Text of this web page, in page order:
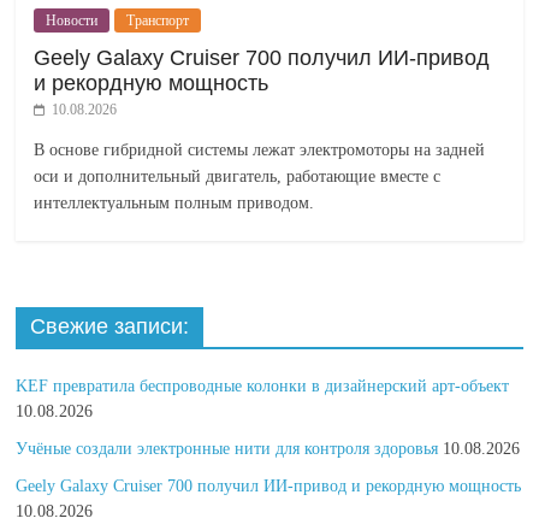
Новости Транспорт
Geely Galaxy Cruiser 700 получил ИИ-привод
и рекордную мощность
10.08.2026
В основе гибридной системы лежат электромоторы на задней
оси и дополнительный двигатель, работающие вместе с
интеллектуальным полным приводом.
Свежие записи:
KEF превратила беспроводные колонки в дизайнерский арт-объект
10.08.2026
Учёные создали электронные нити для контроля здоровья 10.08.2026
Geely Galaxy Cruiser 700 получил ИИ-привод и рекордную мощность
10.08.2026